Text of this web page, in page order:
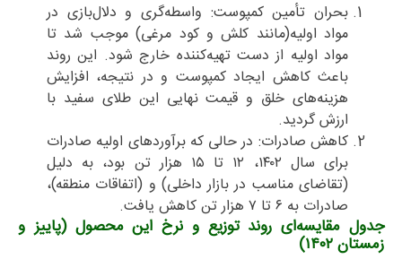
بحران تأمین کمپوست: واسطه‌گری و دلال‌بازی در
مواد اولیه(مانند کلش و کود مرغی) موجب شد تا
مواد اولیه از دست تهیه‌کننده خارج شود. این روند
باعث کاهش ایجاد کمپوست و در نتیجه، افزایش
هزینه‌های خلق و قیمت نهایی این طلای سفید با
ارزش گردید.
کاهش صادرات: در حالی که برآوردهای اولیه صادرات
برای سال ۱۴۰۲، ۱۲ تا ۱۵ هزار تن بود، به دلیل
(تقاضای مناسب در بازار داخلی) و (اتفاقات منطقه)،
صادرات به ۶ تا ۷ هزار تن کاهش یافت.
جدول مقایسه‌ای روند توزیع و نرخ این محصول (پاییز و
زمستان ۱۴۰۲)